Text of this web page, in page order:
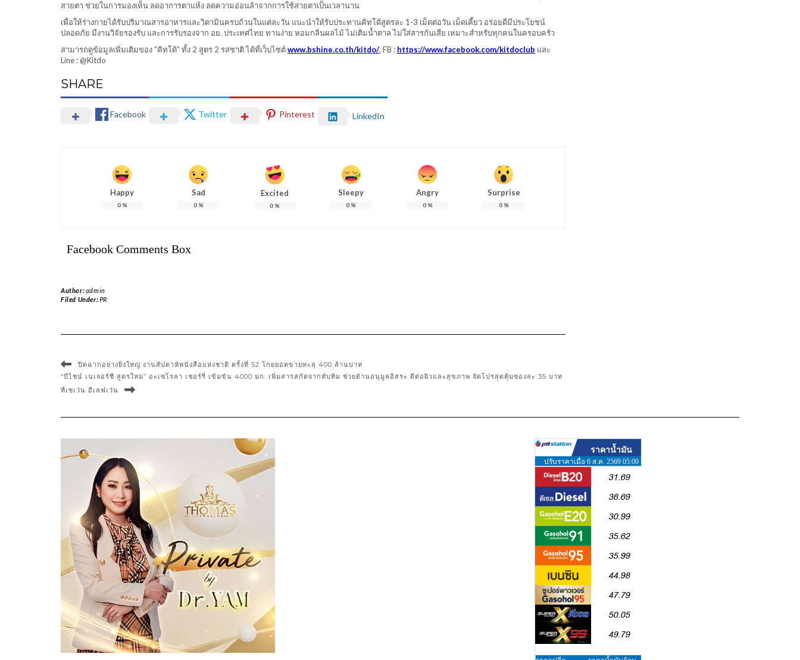
สายตา ช่วยในการมองเห็น ลดอาการตาแห้ง ลดความอ่อนล้าจากการใช้สายตาเป็นเวลานาน
เพื่อให้ร่างกายได้รับปริมาณสารอาหารและวิตามินครบถ้วนในแต่ละวัน แนะนำให้รับประทานคิทโด้สูตรละ 1-3 เม็ดต่อวัน เม็ดเคี้ยว อร่อยดีมีประโยชน์
ปลอดภัย มีงานวิจัยรองรับ และการรับรองจาก อย. ประเทศไทย ทานง่าย หอมกลิ่นผลไม้ ไม่เติมน้ำตาล ไม่ใส่สารกันเสีย เหมาะสำหรับทุกคนในครอบครัว
สามารถดูข้อมูลเพิ่มเติมของ “คิทโด้” ทั้ง 2 สูตร 2 รสชาติ ได้ที่เว็บไซต์www.bshine.co.th/kitdo/, FB : https://www.facebook.com/kitdoclub และ
Line : @Kitdo
SHARE
Facebook Twitter Pinterest LinkedIn
Happy
0%
Sad
0%
Excited
0 %
Sleepy
0 %
Angry
0%
Surprise
0%
Facebook Comments Box
Author:admin
Filed Under:PR
ปิดฉากอย่างยิ่งใหญ่ งานสัปดาห์หนังสือแห่งชาติ ครั้งที่ 52 โกยยอดขายทะลุ 400 ล้านบาท
“บีไชน์ เนเจอร์ซี สูตรใหม่” อะเซโรลา เชอร์รี่ เข้มข้น 4000 มก. เพิ่มสารสกัดจากทับทิม ช่วยต้านอนุมูลอิสระ ดีต่อผิวและสุขภาพ จัดโปรสุดคุ้มซองละ 35 บาท
ที่เซเว่น อีเลฟเว่น